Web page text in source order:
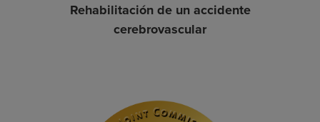
Rehabilitación de un accidente
cerebrovascular